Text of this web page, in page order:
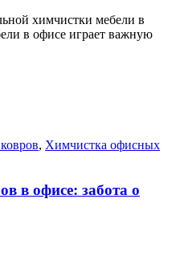
химчистки мебели в
в офисе играет важную
, Химчистка офисных
в офисе: забота о